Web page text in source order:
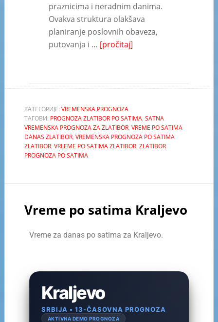
praznicima i neradnim danima.
Ovakva struktura olakšava
planiranje poslovnih obaveza,
putovanja i … [pročitaj]
КАТЕГОРИЈЕ: VREMENSKA PROGNOZA
ТАГОВИ: PROGNOZA ZLATIBOR PO SATIMA, SATNA
VREMENSKA PROGNOZA ZA ZLATIBOR, VREME PO SATIMA
DANAS ZLATIBOR, VREMENSKA PROGNOZA PO SATIMA
ZLATIBOR, VRIJEME PO SATIMA ZLATIBOR, ZLATIBOR
PROGNOZA PO SATIMA
Vreme po satima Kraljevo
Vreme za danas po satima za Kraljevo.
Kraljevo
SRBIJA • 13-ČASOVNA PROGNOZA
AKTIVNA DEMO PROGNOZA